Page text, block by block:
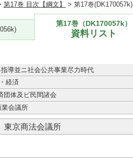
第17巻 目次【綱文】 > 第17巻
第17巻（DK170057k）
資料リスト
導並ニ社会公共事業尽力時代
経済
体及ビ民間諸会
会議所
京商法会議所